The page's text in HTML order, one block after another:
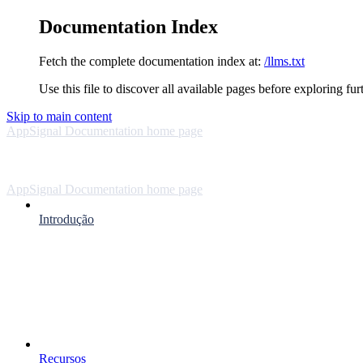
Documentation Index
Fetch the complete documentation index at: /llms.txt
Use this file to discover all available pages before exploring
Skip to main content
AppSignal Documentation home page
AppSignal Documentation home page
Introdução
Recursos